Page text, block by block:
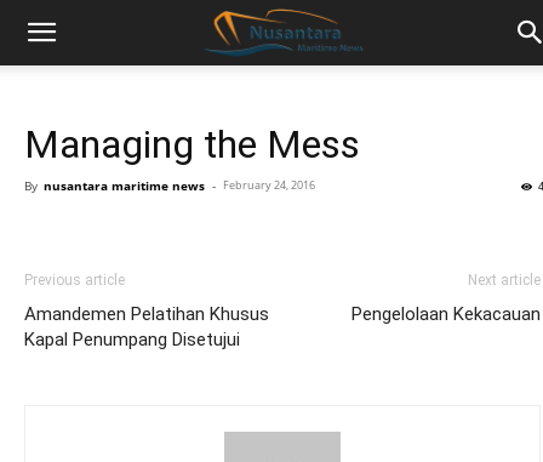
Managing the Mess
By nusantara maritime news - February 24, 2016
Previous article
Amandemen Pelatihan Khusus
Kapal Penumpang Disetujui
Next article
Pengelolaan Kekacauan